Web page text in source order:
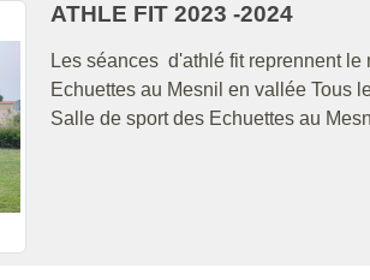
ATHLE FIT 2023 -2024
Les séances d'athlé fit reprennent
Echuettes au Mesnil en vallée Tous
Salle de sport des Echuettes au